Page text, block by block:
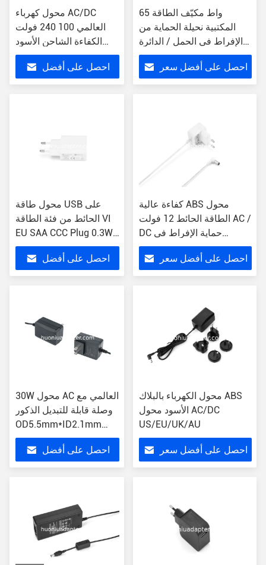
محول كهرباء AC/DC
العالمي 100 240 فولت
الكفاءة الشاحن الأسود
الحائط
احصل على أفضل
65 واط مكيّف الطاقة
المكتبية نحيلة الحماية من
الإفراط في الحمل / الدائرة
القصيرة
احصل على أفضل سعر
محول طاقة USB على
الحائط من فئة الطاقة VI
EU SAA CCC Plug 0.3W
MAX محول طاقة
الاستعداداحصل على أفضل
كفاءة عالية ABS محول
الطاقة الحائط 12 فولت AC /
DC حماية الإفراط في
الإدخال
احصل على أفضل سعر
30W محول AC العالمي مع
وصلة قابلة للتبديل الذكور
OD5.5mm*ID2.1mm
حماية OCP
احصل على أفضل
محول الكهرباء بالبلاك ABS
الأسود محول AC/DC
US/EU/UK/AU
احصل على أفضل سعر